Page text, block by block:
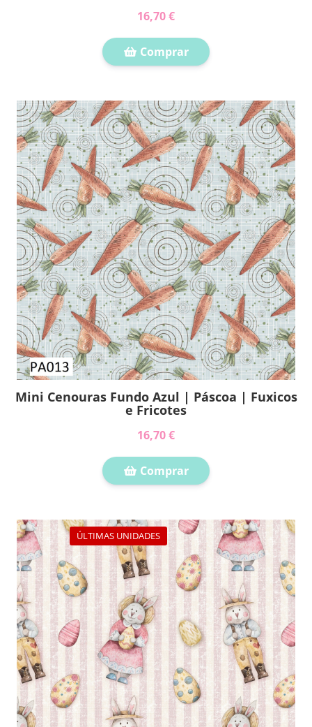
16,70 €
Comprar
Mini Cenouras Fundo Azul | Páscoa | Fuxicos
e Fricotes
16,70 €
Comprar
ÚLTIMAS UNIDADES